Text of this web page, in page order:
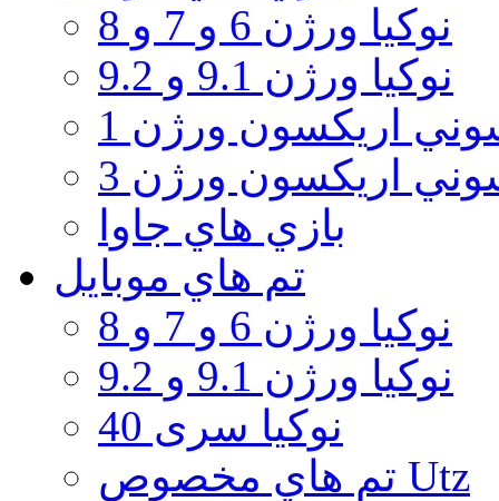
نوكيا ورژن 6 و 7 و 8
نوكيا ورژن 9.1 و 9.2
اريكسون ورژن 1
اريكسون ورژن 3
بازي هاي جاوا
تم هاي موبايل
نوكيا ورژن 6 و 7 و 8
نوكيا ورژن 9.1 و 9.2
نوکیا سری 40
تم هاي مخصوص Utz